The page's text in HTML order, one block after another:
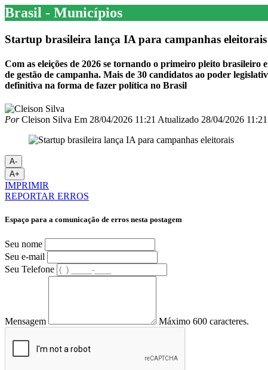
Brasil - Municípios
Startup brasileira lança IA para campanhas eleitorais
Com as eleições de 2026 se tornando o primeiro pleito
de gestão de campanha. Mais de 30 candidatos ao poder
definitiva na forma de fazer política no Brasil
PorCleison Silva Em 28/04/2026 11:21 Atualizado 28/04/2026 11:21
A-
A+
IMPRIMIR
REPORTAR ERROS
Espaço para a comunicação de erros nesta postagem
Seu nome
Seu e-mail
Seu Telefone
Mensagem Máximo 600 caracteres.